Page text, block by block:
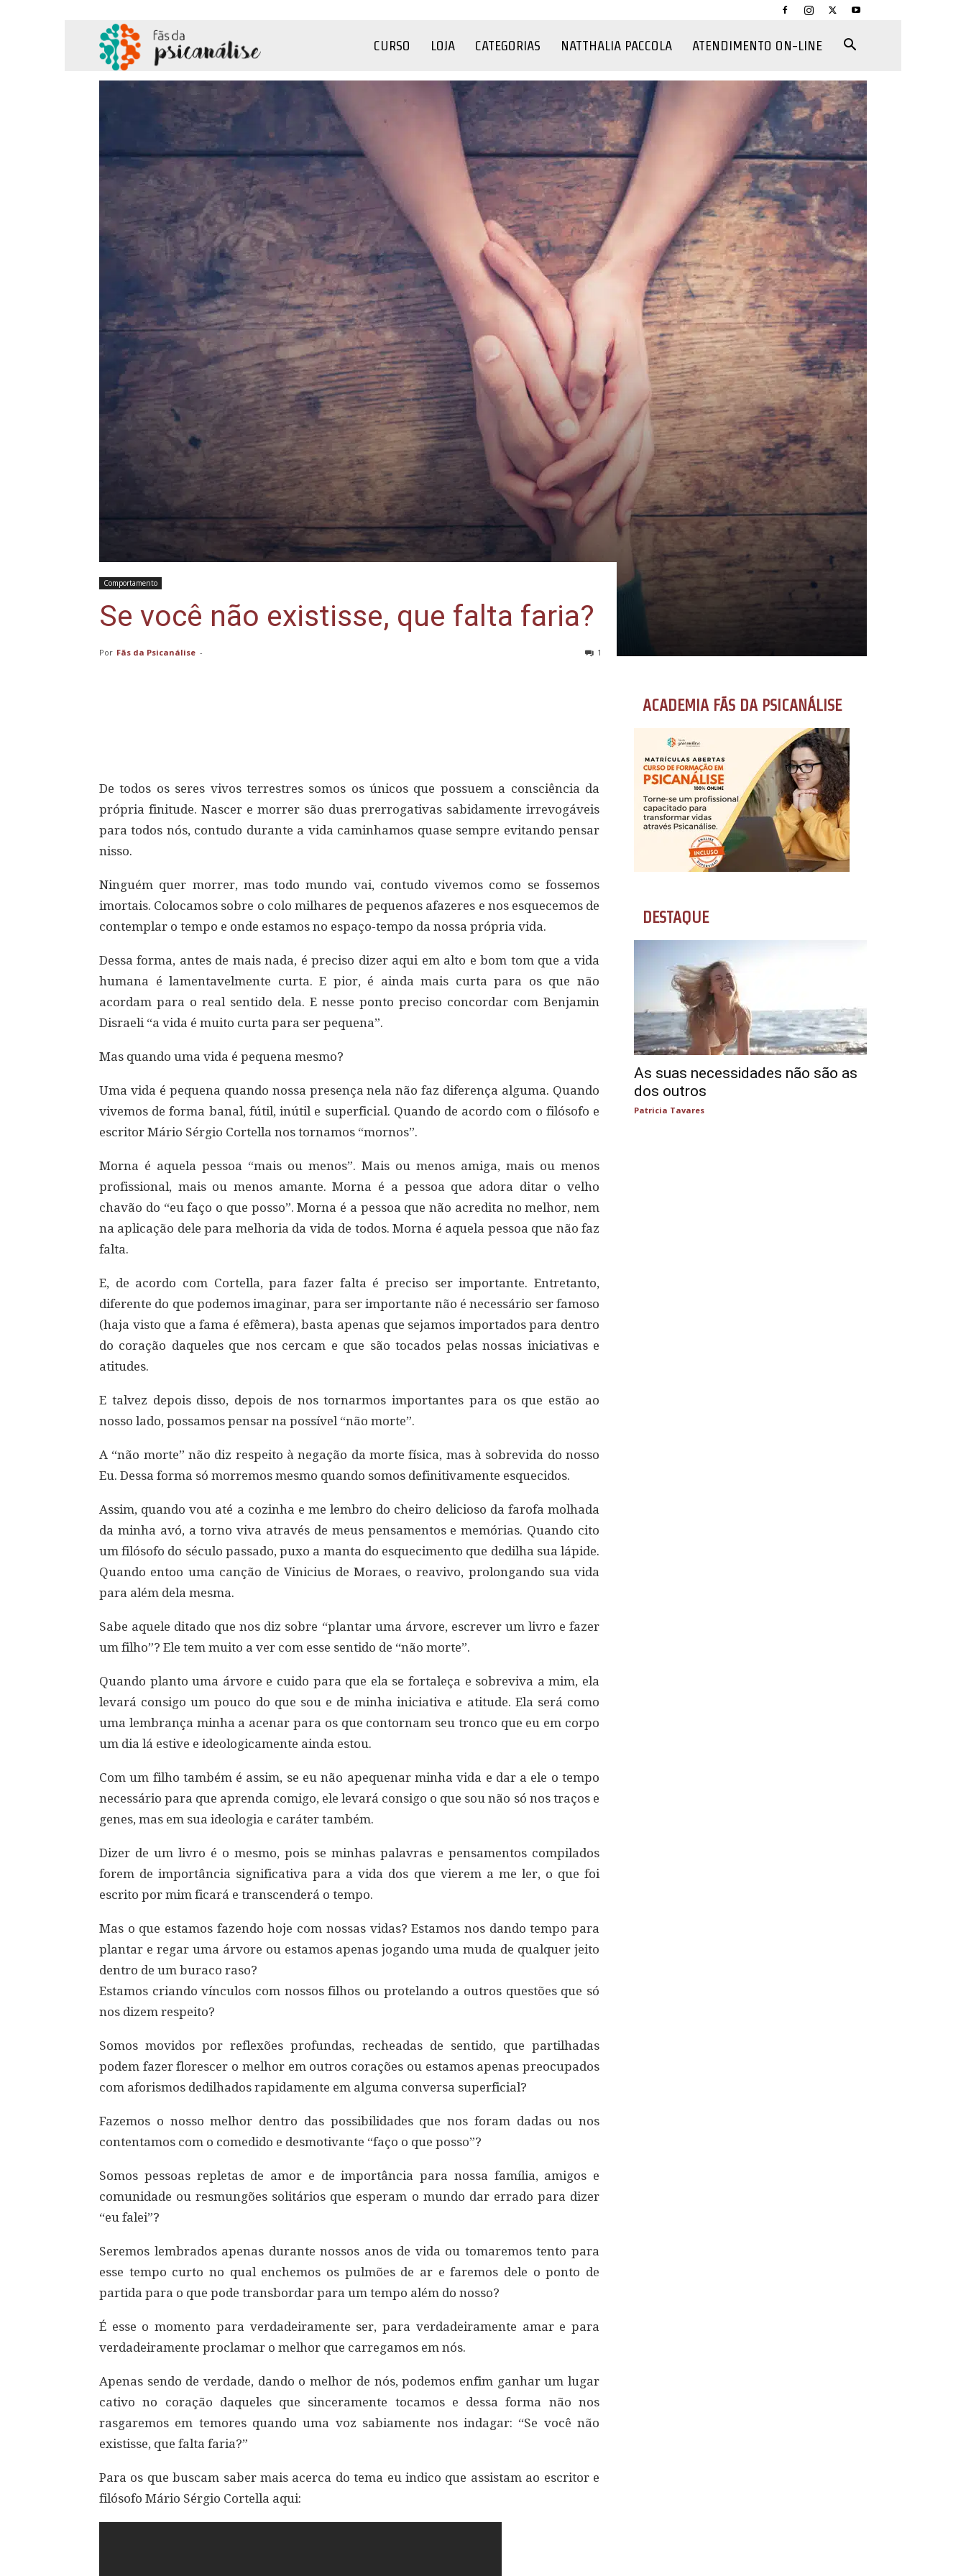
Psicanálise
CURSO LOJA CATEGORIAS NATTHALIA PACCOLA ATENDIMENTO ON-LINE
Comportamento
Se você não existisse, que falta faria?
Por Fãs da Psicanálise - 1
De todos os seres vivos terrestres somos os únicos que possuem a consciência da
própria finitude. Nascer e morrer são duas prerrogativas sabidamente irrevogáveis
para todos nós, contudo durante a vida caminhamos quase sempre evitando pensar
nisso.
Ninguém quer morrer, mas todo mundo vai, contudo vivemos como se fossemos
imortais. Colocamos sobre o colo milhares de pequenos afazeres e nos esquecemos de
contemplar o tempo e onde estamos no espaço-tempo da nossa própria vida.
Dessa forma, antes de mais nada, é preciso dizer aqui em alto e bom tom que a vida
humana é lamentavelmente curta. E pior, é ainda mais curta para os que não
acordam para o real sentido dela. E nesse ponto preciso concordar com Benjamin
Disraeli “a vida é muito curta para ser pequena”.
Mas quando uma vida é pequena mesmo?
Uma vida é pequena quando nossa presença nela não faz diferença alguma. Quando
vivemos de forma banal, fútil, inútil e superficial. Quando de acordo com o filósofo e
escritor Mário Sérgio Cortella nos tornamos “mornos”.
Morna é aquela pessoa “mais ou menos”. Mais ou menos amiga, mais ou menos
profissional, mais ou menos amante. Morna é a pessoa que adora ditar o velho
chavão do “eu faço o que posso”. Morna é a pessoa que não acredita no melhor, nem
na aplicação dele para melhoria da vida de todos. Morna é aquela pessoa que não faz
falta.
E, de acordo com Cortella, para fazer falta é preciso ser importante. Entretanto,
diferente do que podemos imaginar, para ser importante não é necessário ser famoso
(haja visto que a fama é efêmera), basta apenas que sejamos importados para dentro
do coração daqueles que nos cercam e que são tocados pelas nossas iniciativas e
atitudes.
E talvez depois disso, depois de nos tornarmos importantes para os que estão ao
nosso lado, possamos pensar na possível “não morte”.
A “não morte” não diz respeito à negação da morte física, mas à sobrevida do nosso
Eu. Dessa forma só morremos mesmo quando somos definitivamente esquecidos.
Assim, quando vou até a cozinha e me lembro do cheiro delicioso da farofa molhada
da minha avó, a torno viva através de meus pensamentos e memórias. Quando cito
um filósofo do século passado, puxo a manta do esquecimento que dedilha sua lápide.
Quando entoo uma canção de Vinicius de Moraes, o reavivo, prolongando sua vida
para além dela mesma.
Sabe aquele ditado que nos diz sobre “plantar uma árvore, escrever um livro e fazer
um filho”? Ele tem muito a ver com esse sentido de “não morte”.
Quando planto uma árvore e cuido para que ela se fortaleça e sobreviva a mim, ela
levará consigo um pouco do que sou e de minha iniciativa e atitude. Ela será como
uma lembrança minha a acenar para os que contornam seu tronco que eu em corpo
um dia lá estive e ideologicamente ainda estou.
Com um filho também é assim, se eu não apequenar minha vida e dar a ele o tempo
necessário para que aprenda comigo, ele levará consigo o que sou não só nos traços e
genes, mas em sua ideologia e caráter também.
Dizer de um livro é o mesmo, pois se minhas palavras e pensamentos compilados
forem de importância significativa para a vida dos que vierem a me ler, o que foi
escrito por mim ficará e transcenderá o tempo.
Mas o que estamos fazendo hoje com nossas vidas? Estamos nos dando tempo para
plantar e regar uma árvore ou estamos apenas jogando uma muda de qualquer jeito
dentro de um buraco raso?
Estamos criando vínculos com nossos filhos ou protelando a outros questões que só
nos dizem respeito?
Somos movidos por reflexões profundas, recheadas de sentido, que partilhadas
podem fazer florescer o melhor em outros corações ou estamos apenas preocupados
com aforismos dedilhados rapidamente em alguma conversa superficial?
Fazemos o nosso melhor dentro das possibilidades que nos foram dadas ou nos
contentamos com o comedido e desmotivante “faço o que posso”?
Somos pessoas repletas de amor e de importância para nossa família, amigos e
comunidade ou resmungões solitários que esperam o mundo dar errado para dizer
“eu falei”?
Seremos lembrados apenas durante nossos anos de vida ou tomaremos tento para
esse tempo curto no qual enchemos os pulmões de ar e faremos dele o ponto de
partida para o que pode transbordar para um tempo além do nosso?
É esse o momento para verdadeiramente ser, para verdadeiramente amar e para
verdadeiramente proclamar o melhor que carregamos em nós.
Apenas sendo de verdade, dando o melhor de nós, podemos enfim ganhar um lugar
cativo no coração daqueles que sinceramente tocamos e dessa forma não nos
rasgaremos em temores quando uma voz sabiamente nos indagar: “Se você não
existisse, que falta faria?”
Para os que buscam saber mais acerca do tema eu indico que assistam ao escritor e
filósofo Mário Sérgio Cortella aqui:
ACADEMIA FÃS DA PSICANÁLISE
DESTAQUE
As suas necessidades não são as
dos outros
Patricia Tavares